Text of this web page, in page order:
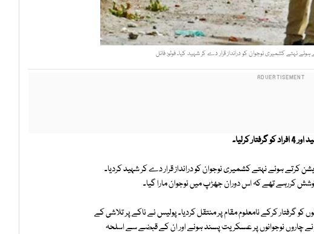
نہتے کشمیری نوجوان کو درانداز قرار دے کر شہید کیا۔ فوٹو: فائل
کرتے ہوئے نہتے کشمیری نوجوان کو درانداز قرار دے کر شہید کردیا۔
کررہے تھے کہ اس دوران جھڑپ میں نوجوان مارا گیا۔
میں کریک ڈاؤن کرتے ہوئے 4 کشمیری نوجوانوں کو گرفتار کرکے نامعلوم مقام پر منتقل کردیا۔ پولیس نے ناکے پر تلاشی کے
نے چاروں نوجوانوں پر عسکریت پسند ہونے اور ان کے قبضے سے اسلحہ